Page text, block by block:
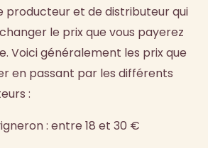
producteur et de distributeur qui
le prix que vous payerez
Voici généralement les prix que
en passant par les différents
:
: entre 18 et 30 €